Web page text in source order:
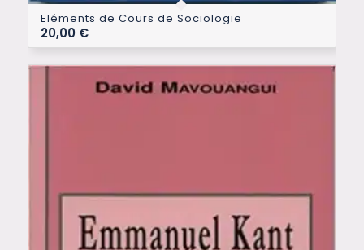
Eléments de Cours de Sociologie
20,00 €